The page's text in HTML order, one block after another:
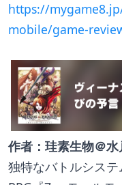
https://
mobile/game-
作者：珪素生物＠
独特なバトルシス